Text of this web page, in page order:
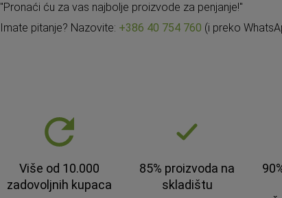
"Pronaći ću za vas najbolje proizvode za penjanje!"
Imate pitanje? Nazovite: +386 40 754 760 (i preko
Više od 10.000
zadovoljnih kupaca
85% proizvoda na
skladištu